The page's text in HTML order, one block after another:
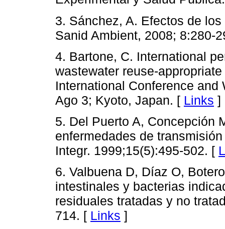
3. Sánchez, A. Efectos de
Sanid Ambient, 2008; 8:280-
4. Bartone, C. International
wastewater reuse-
International Conference
Ago 3; Kyoto, Japan. [ Links ]
5. Del Puerto A, Concepción
enfermedades de
Integr. 1999;15(5):495-502. [
6. Valbuena D, Díaz O,
intestinales y bacterias
residuales tratadas y no
714. [ Links ]